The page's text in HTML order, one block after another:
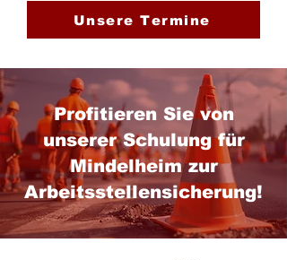
Unsere Termine
Profitieren Sie von
unserer Schulung für
Mindelheim zur
Arbeitsstellensicherung!